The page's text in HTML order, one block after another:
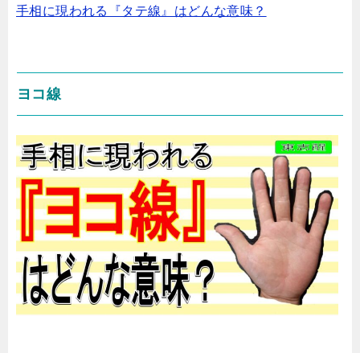
手相に現われる『タテ線』はどんな意味？
ヨコ線